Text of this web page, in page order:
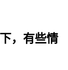
，有些情